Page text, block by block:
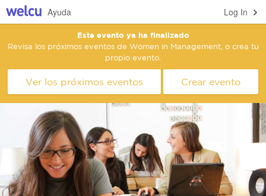
Log In
Ayuda
Este evento ya ha finalizado
Revisa los próximos eventos de Women in Management, o crea tu
propio evento.
Ver los próximos eventos Crear evento